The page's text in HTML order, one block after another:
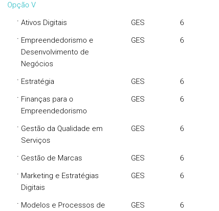
Opção V
· Ativos Digitais GES 6
· Empreendedorismo e
Desenvolvimento de
Negócios
GES 6
· Estratégia GES 6
· Finanças para o
Empreendedorismo
GES 6
· Gestão da Qualidade em
Serviços
GES 6
· Gestão de Marcas GES 6
· Marketing e Estratégias
Digitais
GES 6
· Modelos e Processos de
GES 6